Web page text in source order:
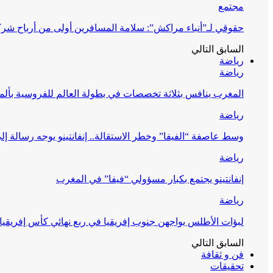
مجتمع
حقوقي لـ”أنباء مراكش”: سلامة المسافرين أولى من أرباح
السابق التالي
رياضة
رياضة
المغرب ينافس بثلاثة تخصصات في بطولة العالم للفروسية
رياضة
وسط عاصفة “الفيفا” وخطر الاستقالة.. إنفانتينو يوجه رسالة
رياضة
إنفانتينو يجتمع بكبار مسؤولي “فيفا” في المغرب
رياضة
لبؤات الأطلس يواجهن جنوب إفريقيا في ربع نهائي كأس
السابق التالي
فن و ثقافة
تحقيقات